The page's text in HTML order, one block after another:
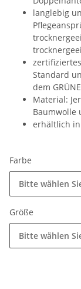
langlebig
Standard
dem
Material:
Baumwolle
erhältlich in
Farbe
Bitte wählen
Größe
Bitte wählen